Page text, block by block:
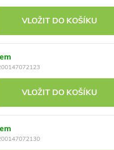
VLOŽIT DO KOŠÍKU
VLOŽIT DO KOŠÍKU